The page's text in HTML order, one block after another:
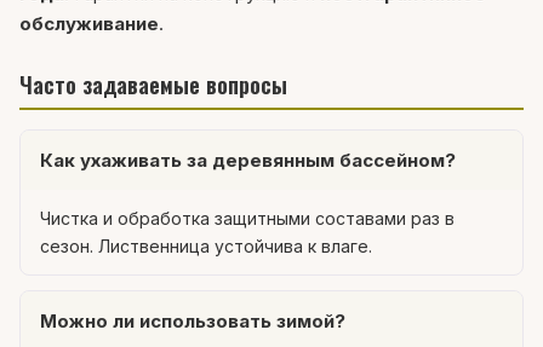
обслуживание.
Часто задаваемые вопросы
Как ухаживать за деревянным бассейном?
Чистка и обработка защитными составами раз в
сезон. Лиственница устойчива к влаге.
Можно ли использовать зимой?